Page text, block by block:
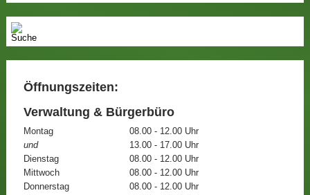
Öffnungszeiten:
Verwaltung & Bürgerbüro
Montag
08.00 - 12.00 Uhr
und
13.00 - 17.00 Uhr
Dienstag
08.00 - 12.00 Uhr
Mittwoch
08.00 - 12.00 Uhr
Donnerstag
08.00 - 12.00 Uhr